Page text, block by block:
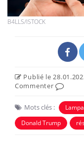
B4LLS/ISTOCK
Publié le
Commenter
Mots clés :
Donald Trump